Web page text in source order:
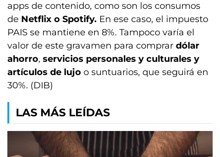
apps de contenido, como son los consumos
de Netflix o Spotify. En ese caso, el impuesto
PAIS se mantiene en 8%. Tampoco varía el
valor de este gravamen para comprar dólar
ahorro, servicios personales y culturales y
artículos de lujo o suntuarios, que seguirá en
30%. (DIB)
LAS MÁS LEÍDAS